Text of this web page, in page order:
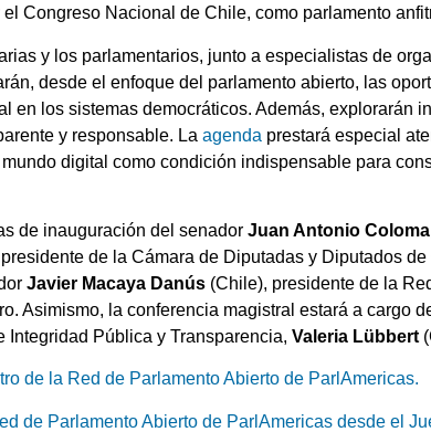
Congreso Nacional de Chile, como parlamento
y los parlamentarios, junto a especialistas de
desde el enfoque del parlamento abierto, las
en los sistemas democráticos. Además, explorarán
y responsable. Laagenda prestará especial
digital como condición indispensable para
de inauguración del senadorJuan Antonio Coloma
presidente de la Cámara de Diputadas y Diputados de
Javier Macaya Danús (Chile), presidente de la
Asimismo, la conferencia magistral estará a cargo
Integridad Pública y Transparencia,Valeria Lübbert
de la Red de Parlamento Abierto de ParlAmericas.
de Parlamento Abierto de ParlAmericas desde el